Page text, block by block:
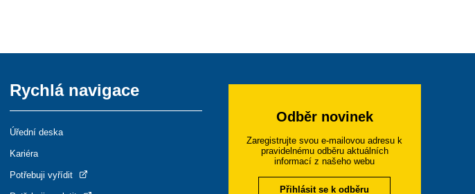
Rychlá navigace
Úřední deska
Kariéra
Potřebuji vyřídit
Odběr novinek
Zaregistrujte svou e-mailovou adresu k
pravidelnému odběru aktuálních
informací z našeho webu
Přihlásit se k odběru